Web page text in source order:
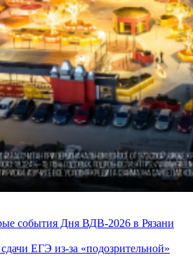
события Дня ВДВ-2026 в Рязани
ЕГЭ из-за «подозрительной»